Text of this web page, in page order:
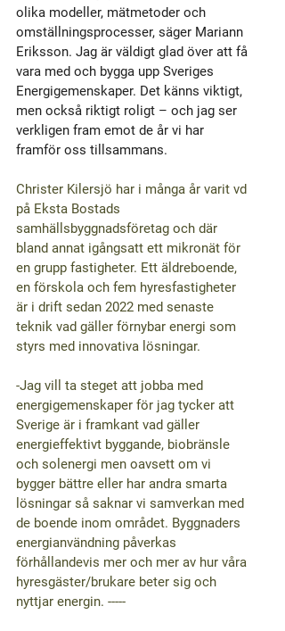
olika modeller, mätmetoder och
omställningsprocesser, säger Mariann
Eriksson. Jag är väldigt glad över att få
vara med och bygga upp Sveriges
Energigemenskaper. Det känns viktigt,
men också riktigt roligt – och jag ser
verkligen fram emot de år vi har
framför oss tillsammans.
Christer Kilersjö har i många år varit vd
på Eksta Bostads
samhällsbyggnadsföretag och där
bland annat igångsatt ett mikronät för
en grupp fastigheter. Ett äldreboende,
en förskola och fem hyresfastigheter
är i drift sedan 2022 med senaste
teknik vad gäller förnybar energi som
styrs med innovativa lösningar.
-Jag vill ta steget att jobba med
energigemenskaper för jag tycker att
Sverige är i framkant vad gäller
energieffektivt byggande, biobränsle
och solenergi men oavsett om vi
bygger bättre eller har andra smarta
lösningar så saknar vi samverkan med
de boende inom området. Byggnaders
energianvändning påverkas
förhållandevis mer och mer av hur våra
hyresgäster/brukare beter sig och
nyttjar energin. -----